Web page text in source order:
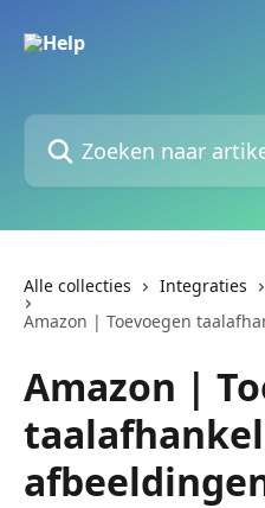
Zoeken naar artikelen ...
Alle collecties Integraties
Amazon | Toevoegen
Amazon |